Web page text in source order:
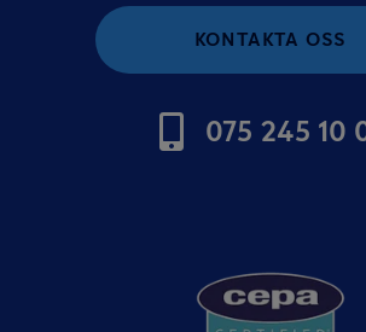
KONTAKTA OSS
075 245 10